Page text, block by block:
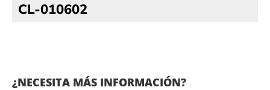
CL-010602
¿NECESITA MÁS INFORMACIÓN?